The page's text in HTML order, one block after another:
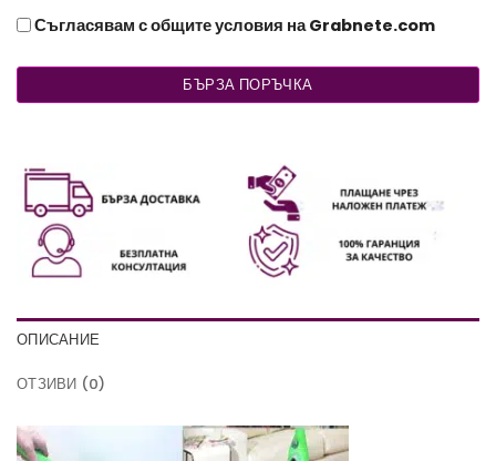
Съгласявам с общите условия на Grabnete.com
БЪРЗА ПОРЪЧКА
ОПИСАНИЕ
ОТЗИВИ (0)